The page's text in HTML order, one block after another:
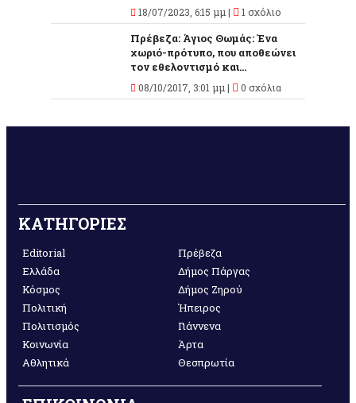
18/07/2023, 6:15 μμ | 1 σχόλιο
Πρέβεζα: Άγιος Θωμάς: Ένα
χωριό-πρότυπο, που αποθεώνει
τον εθελοντισμό και...
08/10/2017, 3:01 μμ | 0 σχόλια
ΚΑΤΗΓΟΡΙΕΣ
Editorial
Ελλάδα
Κόσμος
Πολιτική
Πολιτισμός
Κοινωνία
Αθλητικά
Πρέβεζα
Δήμος Πάργας
Δήμος Ζηρού
Ήπειρος
Γιάννενα
Άρτα
Θεσπρωτία